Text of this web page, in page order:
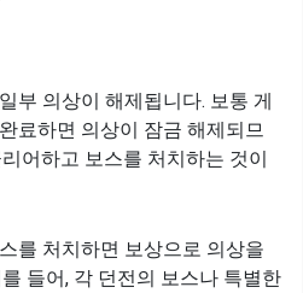
부 의상이 해제됩니다. 보통 게
료하면 의상이 잠금 해제되므
어하고 보스를 처치하는 것이
를 처치하면 보상으로 의상을
들어, 각 던전의 보스나 특별한